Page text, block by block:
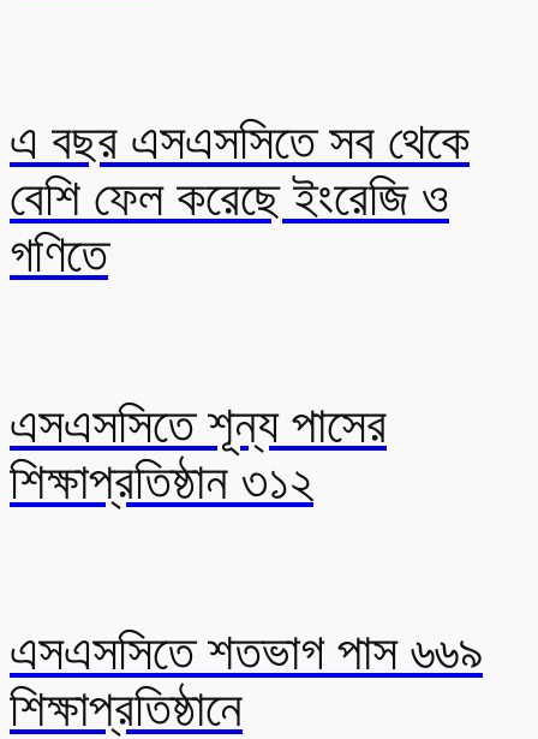
এ বছর এসএসসিতে সব থেকে
বেশি ফেল করেছে ইংরেজি ও
গণিতে
এসএসসিতে শূন্য পাসের
শিক্ষাপ্রতিষ্ঠান ৩১২
এসএসসিতে শতভাগ পাস ৬৬৯
শিক্ষাপ্রতিষ্ঠানে